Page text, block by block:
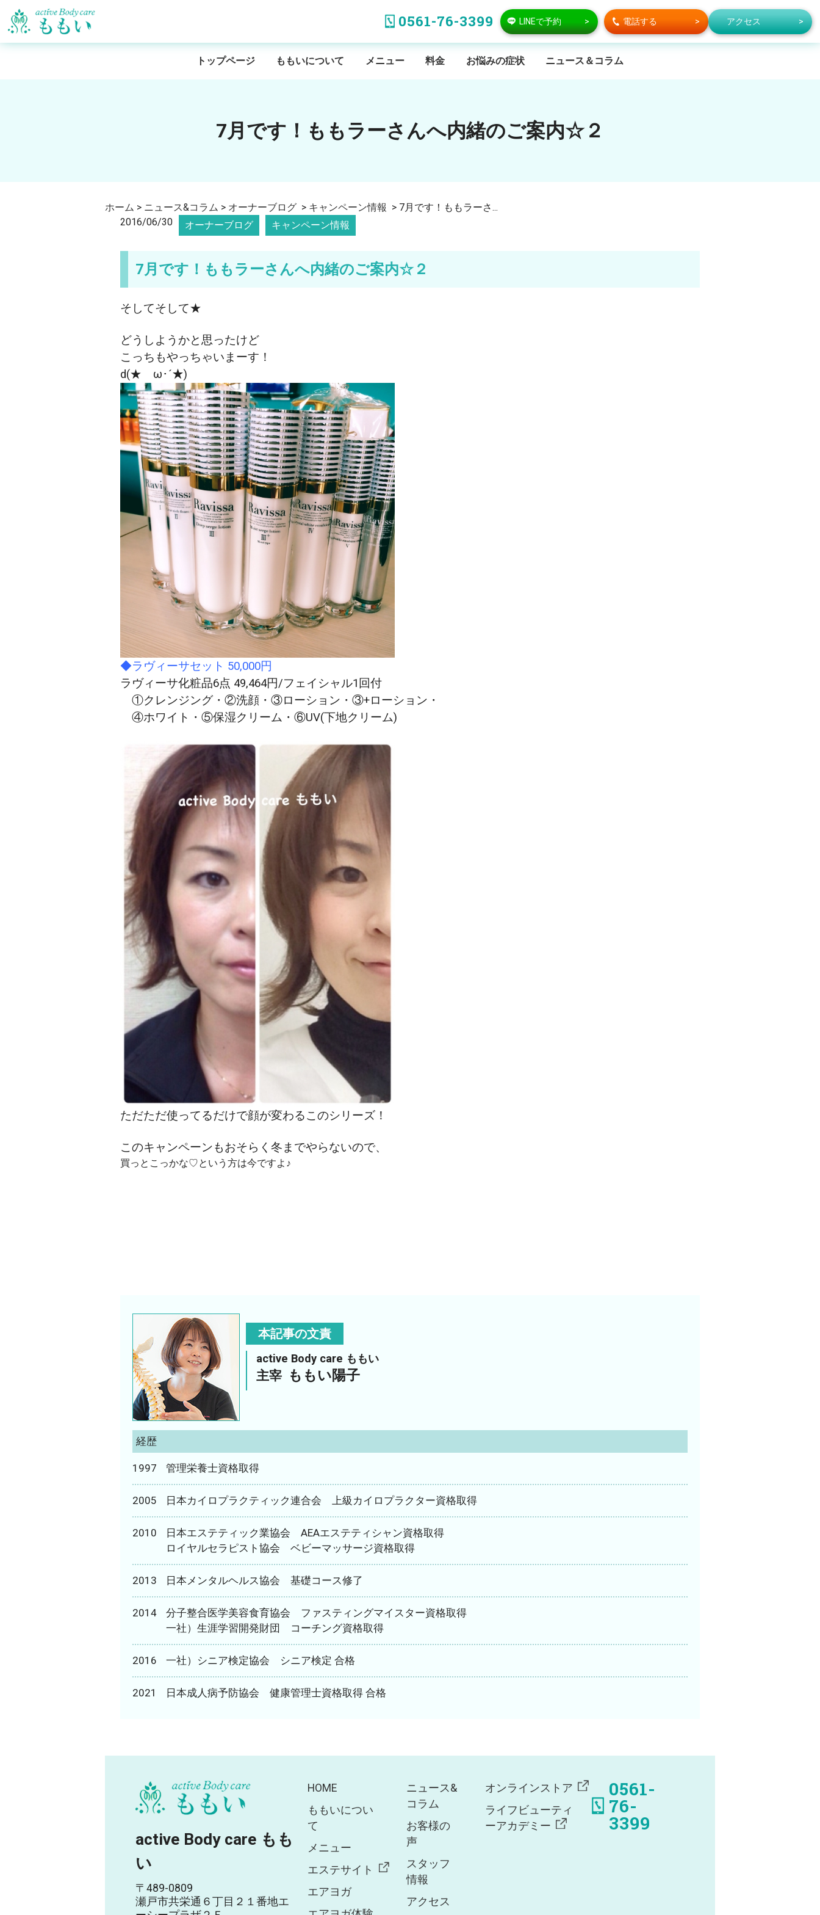
0561-76-3399 LINEで予約 電話する アクセス
トップページ ももいについて メニュー 料金 お悩みの症状 ニュース＆コラム
7月です！ももラーさんへ内緒のご案内☆２
ホーム > ニュース&コラム > オーナーブログ > キャンペーン情報 > 7月です！ももラーさ...
2016/06/30
オーナーブログ キャンペーン情報
7月です！ももラーさんへ内緒のご案内☆２
そしてそして★
どうしようかと思ったけど
こっちもやっちゃいまーす！
d(★ゝω･´★)
◆ラヴィーサセット 50,000円
ラヴィーサ化粧品6点 49,464円/フェイシャル1回付
①クレンジング・②洗顔・③ローション・③+ローション・
④ホワイト・⑤保湿クリーム・⑥UV(下地クリーム)
ただただ使ってるだけで顔が変わるこのシリーズ！
このキャンペーンもおそらく冬までやらないので、
買っとこっかな♡という方は今ですよ♪
本記事の文責
active Body care ももい
主宰 ももい陽子
経歴
1997 管理栄養士資格取得
2005 日本カイロプラクティック連合会 上級カイロプラクター資格取得
2010
日本エステティック業協会 AEAエステティシャン資格取得
ロイヤルセラピスト協会 ベビーマッサージ資格取得
2013 日本メンタルヘルス協会 基礎コース修了
2014
分子整合医学美容食育協会 ファスティングマイスター資格取得
一社）生涯学習開発財団 コーチング資格取得
2016 一社）シニア検定協会 シニア検定 合格
2021 日本成人病予防協会 健康管理士資格取得 合格
active Body care もも
い
〒489-0809
瀬戸市共栄通６丁目２１番地エ
HOME
ももいについ
て
メニュー
エステサイト
エアヨガ
ニュース&
コラム
お客様の
声
スタッフ
情報
アクセス
オンラインストア
ライフビューティ
ーアカデミー
0561-
76-
3399